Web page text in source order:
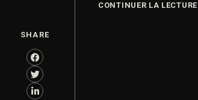
SHARE
CONTINUER LA LECTURE